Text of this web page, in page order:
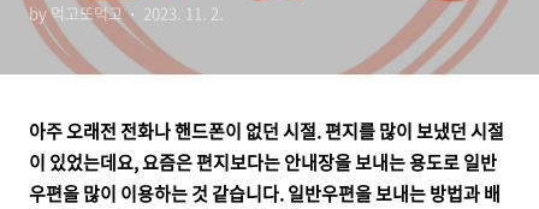
by 먹고또먹고 2023. 11. 2.
아주 오래전 전화나 핸드폰이 없던 시절. 편지를 많이 보냈던 시절
이 있었는데요, 요즘은 편지보다는 안내장을 보내는 용도로 일반
우편을 많이 이용하는 것 같습니다. 일반우편을 보내는 방법과 배